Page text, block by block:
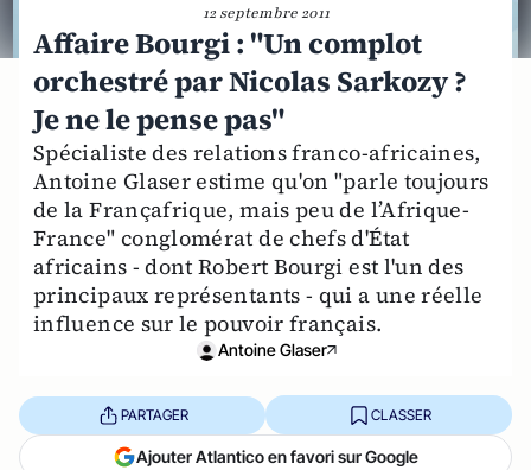
12 septembre 2011
Affaire Bourgi : "Un complot
orchestré par Nicolas Sarkozy ?
Je ne le pense pas"
Spécialiste des relations franco-africaines,
Antoine Glaser estime qu'on "parle toujours
de la Françafrique, mais peu de l’Afrique-
France" conglomérat de chefs d'État
africains - dont Robert Bourgi est l'un des
principaux représentants - qui a une réelle
influence sur le pouvoir français.
Antoine Glaser
PARTAGER CLASSER
Ajouter Atlantico en favori sur Google